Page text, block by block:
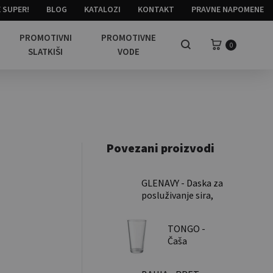
BLOG KATALOZI KONTAKT PRAVNE NAPOMENE
PROMOTIVNI
SLATKIŠI
PROMOTIVNE
VODE
Pretraga
Košarica
0
Povezani proizvodi
GLENAVY - Daska za
posluživanje sira,
Bamboo Cheese
board setTONGO -
Čaša